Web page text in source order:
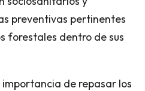
preventivas pertinentes
forestales dentro de sus
de repasar los